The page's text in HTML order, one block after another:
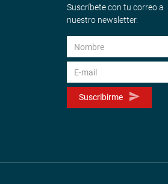
Suscríbete con tu correo a
nuestro newsletter.
Suscribirme